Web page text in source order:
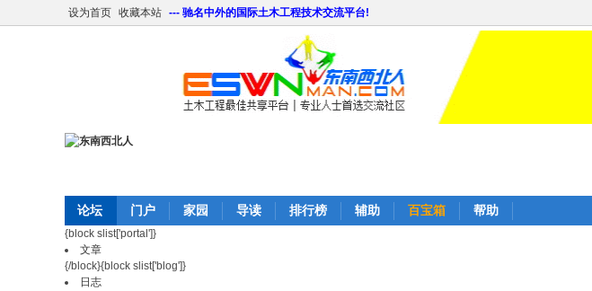
设为首页 收藏本站 --- 驰名中外的国际土木工程技术交流平台!
论坛 门户 家园 导读 排行榜 辅助 百宝箱 帮助
{block slist['portal']}
文章
{/block}{block slist['blog']}
日志